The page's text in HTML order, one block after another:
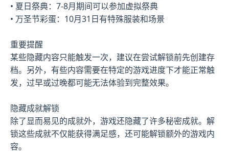
• 夏日祭典：7-8月期间可以参加虚拟祭典
• 万圣节彩蛋：10月31日有特殊服装和场景
重要提醒
某些隐藏内容只能触发一次，建议在尝试解锁前先创建存
档。另外，有些内容需要在特定的游戏进度下才能正常触
发，过早或过晚都可能无法体验到完整效果。
隐藏成就解锁
除了显而易见的成就外，游戏还隐藏了许多秘密成就。解
锁这些成就不仅能获得满足感，还可能解锁额外的游戏内
容。